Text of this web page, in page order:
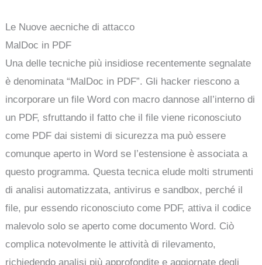
Le Nuove aecniche di attacco
MalDoc in PDF
Una delle tecniche più insidiose recentemente segnalate
è denominata “MalDoc in PDF”. Gli hacker riescono a
incorporare un file Word con macro dannose all’interno di
un PDF, sfruttando il fatto che il file viene riconosciuto
come PDF dai sistemi di sicurezza ma può essere
comunque aperto in Word se l’estensione è associata a
questo programma. Questa tecnica elude molti strumenti
di analisi automatizzata, antivirus e sandbox, perché il
file, pur essendo riconosciuto come PDF, attiva il codice
malevolo solo se aperto come documento Word. Ciò
complica notevolmente le attività di rilevamento,
richiedendo analisi più approfondite e aggiornate degli